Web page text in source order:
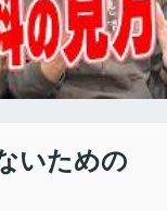
いための